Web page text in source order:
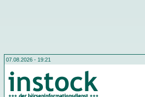
07.08.2026 - 19:21